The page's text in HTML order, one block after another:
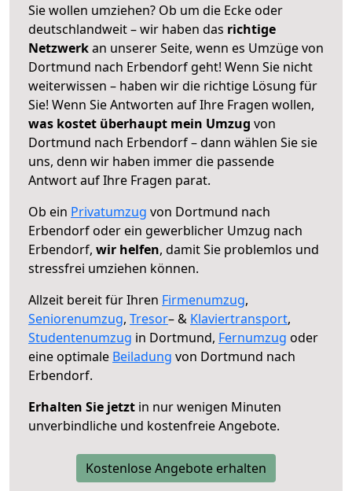
Sie wollen umziehen? Ob um die Ecke oder
deutschlandweit – wir haben das richtige
Netzwerkan unserer Seite, wenn es Umzüge von
Dortmund nach Erbendorf geht! Wenn Sie nicht
weiterwissen – haben wir die richtige Lösung für
Sie! Wenn Sie Antworten auf Ihre Fragen wollen,
was kostet überhaupt mein Umzug von
Dortmund nach Erbendorf – dann wählen Sie sie
uns, denn wir haben immer die passende
Antwort auf Ihre Fragen parat.
Ob ein Privatumzug von Dortmund nach
Erbendorf oder ein gewerblicher Umzug nach
Erbendorf, wir helfen, damit Sie problemlos und
stressfrei umziehen können.
Allzeit bereit für Ihren Firmenumzug,
Seniorenumzug, Tresor– & Klaviertransport,
Studentenumzug in Dortmund, Fernumzug oder
eine optimale Beiladung von Dortmund nach
Erbendorf.
Erhalten Sie jetzt in nur wenigen Minuten
unverbindliche und kostenfreie Angebote.
Kostenlose Angebote erhalten